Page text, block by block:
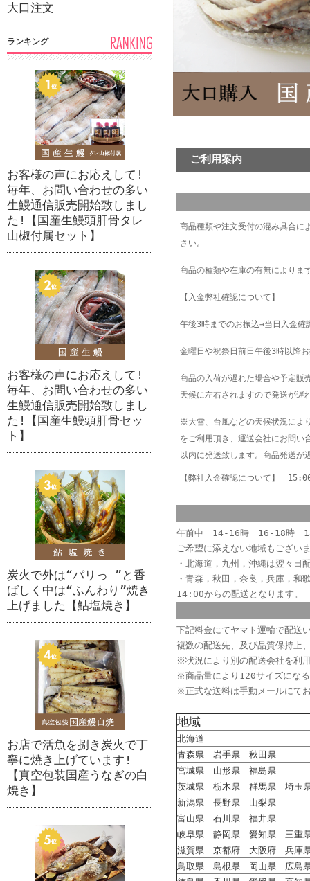
ご利用案内
商品種類や注文受付の混み具合に
さい。
商品の種類や在庫の有無によりま
【入金弊社確認について】
午後3時までのお振込→当日入
金曜日や祝祭日前日午後3時以降
商品の入荷が遅れた場合や予定販
天候に左右されますので発送が遅
※大雪、台風などの天候状況によ
をご利用頂き、運送会社にお問い
以内に発送致します。商品発送
【弊社入金確認について】
午前中 14-16時 16-18時
ご希望に添えない地域もござい
・北海道，九
・青森，秋田，奈良，兵庫，和
14:00からの配送となります
下記料金にてヤマト運輸で配送
複数の配送先、及び品質保持上
※状況により別の配送会社を利
※商品量により120サイズにな
※正式な送料は手動メールにて
地域
北海道
青森県 岩手県 秋田県
宮城県 山形県 福島県
茨城県 栃木県 群馬県 埼玉
新潟県 長野県 山梨県
富山県 石川県 福井県
岐阜県 静岡県 愛知県 三重
滋賀県 京都府 大阪府 兵庫
鳥取県 島根県 岡山県 広島
大口注文
ランキング
お客様の声にお応えして!
毎年、お問い合わせの多い
生鰻通信販売開始致しまし
た!【国産生鰻頭肝骨タレ
山椒付属セット】
お客様の声にお応えして!
毎年、お問い合わせの多い
生鰻通信販売開始致しまし
た!【国産生鰻頭肝骨セッ
ト】
炭火で外は“パリっ ”と香
ばしく中は“ふんわり”焼き
上げました【鮎塩焼き】
お店で活魚を捌き炭火で丁
寧に焼き上げています!
【真空包装国産うなぎの白
焼き】